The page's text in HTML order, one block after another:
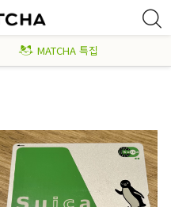
MATCHA 특집